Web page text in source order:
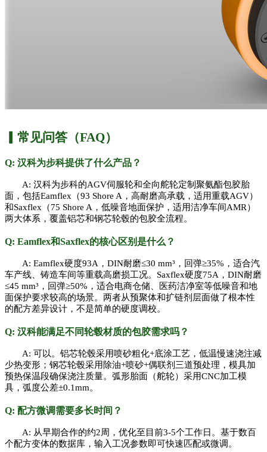
▎常见问答（FAQ）
Q: 汉科为步科提供了什么产品？
A: 汉科为步科的AGV伺服轮和全向舵轮定制聚氨酯包胶胎
面，包括Eamflex（93 Shore A，高耐磨高承载，适用重载AGV）
和Saxflex（75 Shore A，低噪音地面保护，适用洁净车间AMR）
两大体系，覆盖铝芯和钢芯轮毂的包胶全流程。
Q: Eamflex和Saxflex的核心区别是什么？
A: Eamflex硬度93A，DIN耐磨≤30 mm³，回弹≥35%，适合汽
车产线、铸造车间等重载高磨损工况。Saxflex硬度75A，DIN耐磨
≤45 mm³，回弹≥50%，适合电商仓储、医药洁净室等低噪音和地
面保护要求较高的场景。两者从预聚体和扩链剂层面做了根本性
的配方差异设计，不是简单的硬度调校。
Q: 汉科能满足不同轮毂材质的包胶需求吗？
A: 可以。铝芯轮毂采用喷砂粗化+底涂工艺，低温慢速浇注减
少热变形；钢芯轮毂采用除油+喷砂+偶联剂三道预处理，模具加
预热保温段确保浇注质量。弧形胎面（舵轮）采用CNC加工模
具，弧度公差±0.1mm。
Q: 配方微调需要多长时间？
A: 从早期合作的约2周，优化至目前3-5个工作日。基于数百
个配方变体的数据库，输入工况参数即可快速匹配或微调。